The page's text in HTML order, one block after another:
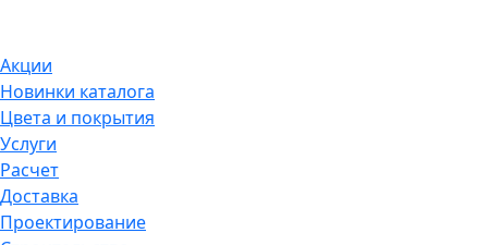
Акции
Новинки каталога
Цвета и покрытия
Услуги
Расчет
Доставка
Проектирование